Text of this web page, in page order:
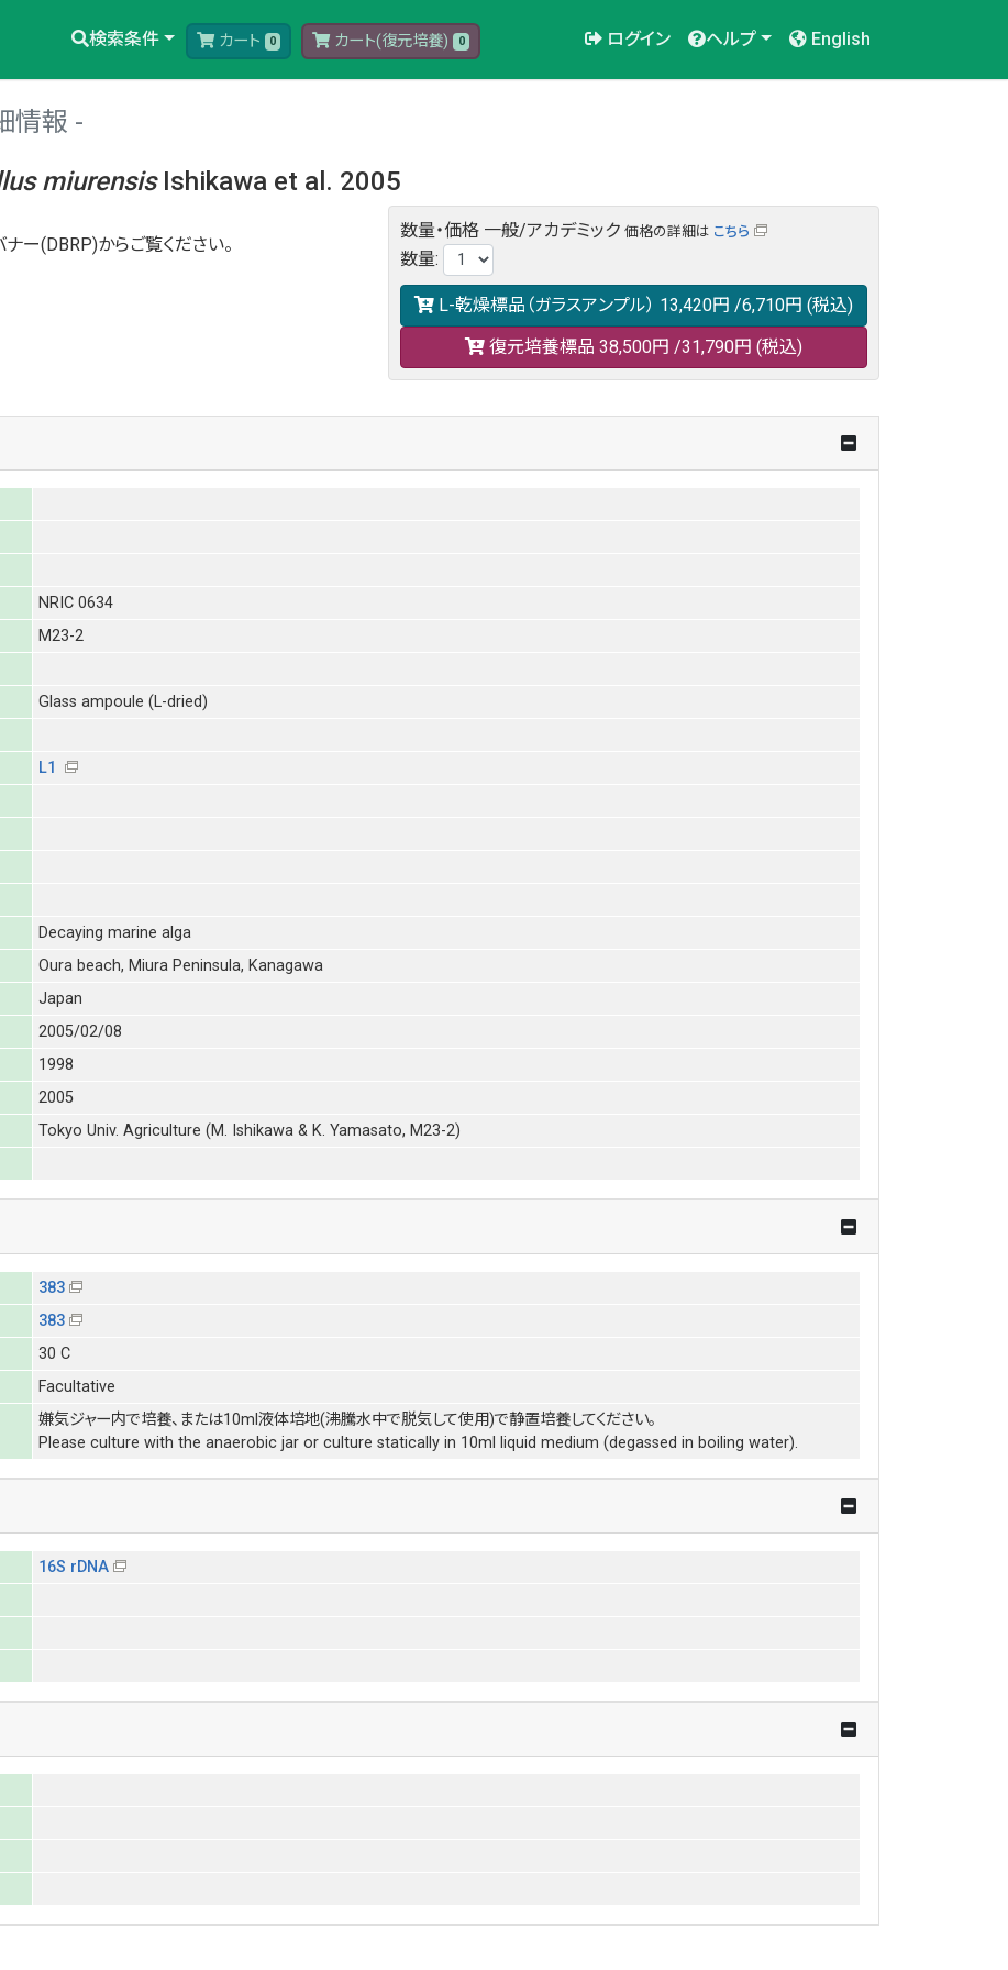
検索条件 カート 0 カート(復元培養) 0 ログイン ヘルプ English
情報
miurensisIshikawa et al. 2005
ー(DBRP)からご覧ください。
数量・価格 一般/アカデミック 価格の詳細は こちら
数量:
L-乾燥標品（ガラスアンプル） 13,420円 /6,710円 (税込)
復元培養標品 38,500円 /31,790円 (税込)
NRIC 0634
M23-2
Glass ampoule (L-dried)
L1
Decaying marine alga
Oura beach, Miura Peninsula, Kanagawa
Japan
2005/02/08
1998
2005
Tokyo Univ. Agriculture (M. Ishikawa & K. Yamasato, M23-2)
383
383
30 C
Facultative
嫌気ジャー内で培養、または10ml液体培地(沸騰水中で脱気して使用)で静置培養してください。
Please culture with the anaerobic jar or culture statically in 10ml liquid medium (degassed in boiling water).
16S rDNA